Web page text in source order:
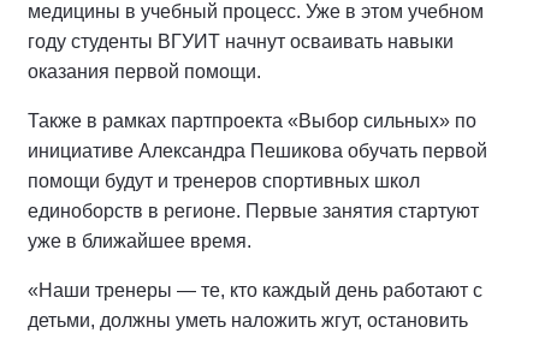
медицины в учебный процесс. Уже в этом учебном
году студенты ВГУИТ начнут осваивать навыки
оказания первой помощи.
Также в рамках партпроекта «Выбор сильных» по
инициативе Александра Пешикова обучать первой
помощи будут и тренеров спортивных школ
единоборств в регионе. Первые занятия стартуют
уже в ближайшее время.
«Наши тренеры — те, кто каждый день работают с
детьми, должны уметь наложить жгут, остановить